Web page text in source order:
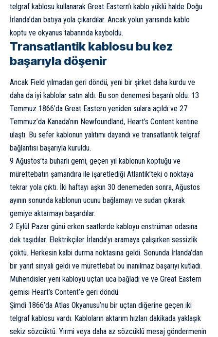
telgraf kablosu kullanarak Great Eastern’ı kablo yüklü halde Doğu
İrlanda’dan batıya yola çıkardılar. Ancak yolun yarısında kablo
koptu ve okyanus tabanında kayboldu.
Transatlantik kablosu bu kez
başarıyla döşenir
Ancak Field yılmadan geri döndü, yeni bir şirket daha kurdu ve
daha da iyi kablolar satın aldı. Bu son denemesi başarılı oldu. 13
Temmuz 1866’da Great Eastern yeniden sulara açıldı ve 27
Temmuz’da Kanada’nın Newfoundland, Heart’s Content kentine
ulaştı. Bu sefer kablonun yalıtımı dayandı ve transatlantik telgraf
bağlantısı başarıyla kuruldu.
9 Ağustos’ta buharlı gemi, geçen yıl kablonun koptuğu ve
mürettebatın şamandıra ile işaretlediği Atlantik’teki o noktaya
tekrar yola çıktı. İki haftayı aşkın 30 denemeden sonra, Ağustos
ayının sonunda kablonun ucunu bağlamayı ve sudan çıkarak
gemiye aktarmayı başardılar.
2 Eylül Pazar günü erken saatlerde kabloyu enstrüman odasına
dek taşıdılar. Elektrikçiler İrlanda’yı aramaya çalışırken sessizlik
çöktü. Herkesin kalbi durma noktasına geldi. Sonunda İrlanda’dan
bir yanıt sinyali geldi ve mürettebat bu inanılmaz başarıyı kutladı.
Mühendisler yeni kabloyu uçtan uca bağladı ve ve Great Eastern
gemisi Heart’s Content’e geri döndü.
Şimdi 1866’da Atlas Okyanusu’nu bir uçtan diğerine geçen iki
telgraf kablosu vardı. Kabloların aktarım hızları dakikada yaklaşık
sekiz sözcüktü. Yirmi veya daha az sözcüklü mesaj göndermenin